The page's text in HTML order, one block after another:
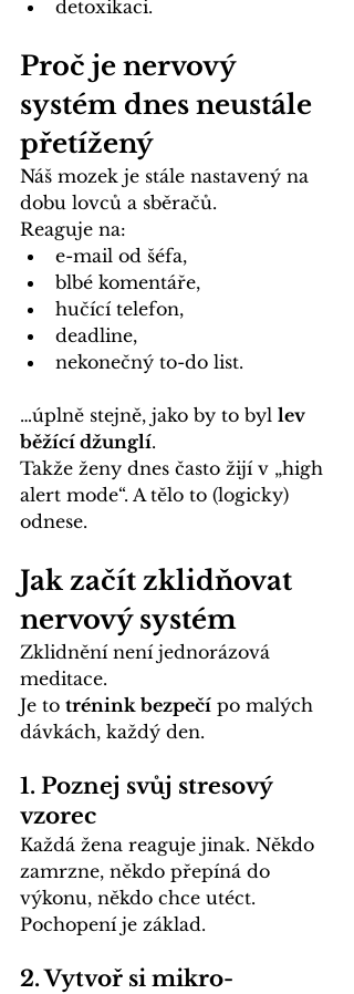
detoxikaci.
Proč je nervový
systém dnes neustále
přetížený
Náš mozek je stále nastavený na
dobu lovců a sběračů.
Reaguje na:
e-mail od šéfa,
blbé komentáře,
hučící telefon,
deadline,
nekonečný to-do list.
…úplně stejně, jako by to byl lev
běžící džunglí.
Takže ženy dnes často žijí v „high
alert mode“. A tělo to (logicky)
odnese.
Jak začít zklidňovat
nervový systém
Zklidnění není jednorázová
meditace.
Je to trénink bezpečí po malých
dávkách, každý den.
1. Poznej svůj stresový
vzorec
Každá žena reaguje jinak. Někdo
zamrzne, někdo přepíná do
výkonu, někdo chce utéct.
Pochopení je základ.
2. Vytvoř si mikro-